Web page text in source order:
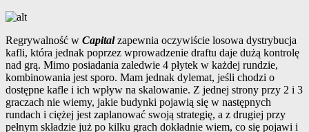
Regrywalność w Capitalzapewnia oczywiście losowa dystrybucja
kafli, która jednak poprzez wprowadzenie draftu daje dużą kontrolę
nad grą. Mimo posiadania zaledwie 4 płytek w każdej rundzie,
kombinowania jest sporo. Mam jednak dylemat, jeśli chodzi o
dostępne kafle i ich wpływ na skalowanie. Z jednej strony przy 2 i 3
graczach nie wiemy, jakie budynki pojawią się w następnych
rundach i ciężej jest zaplanować swoją strategię, a z drugiej przy
pełnym składzie już po kilku grach dokładnie wiem, co się pojawi i